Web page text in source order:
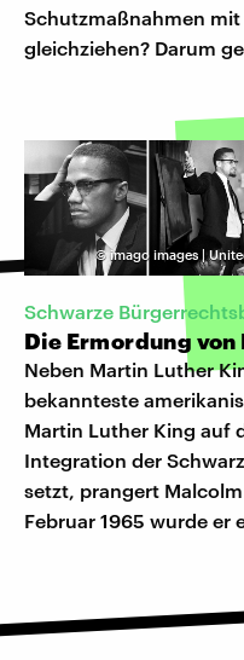
Schutzmaßnahmen
gleichziehen? Darum
© imago images |
Schwarze
Die Ermordung von
Neben Martin Luther
bekannteste
Martin Luther King auf
Integration der
setzt, prangert Malcolm
Februar 1965 wurde er